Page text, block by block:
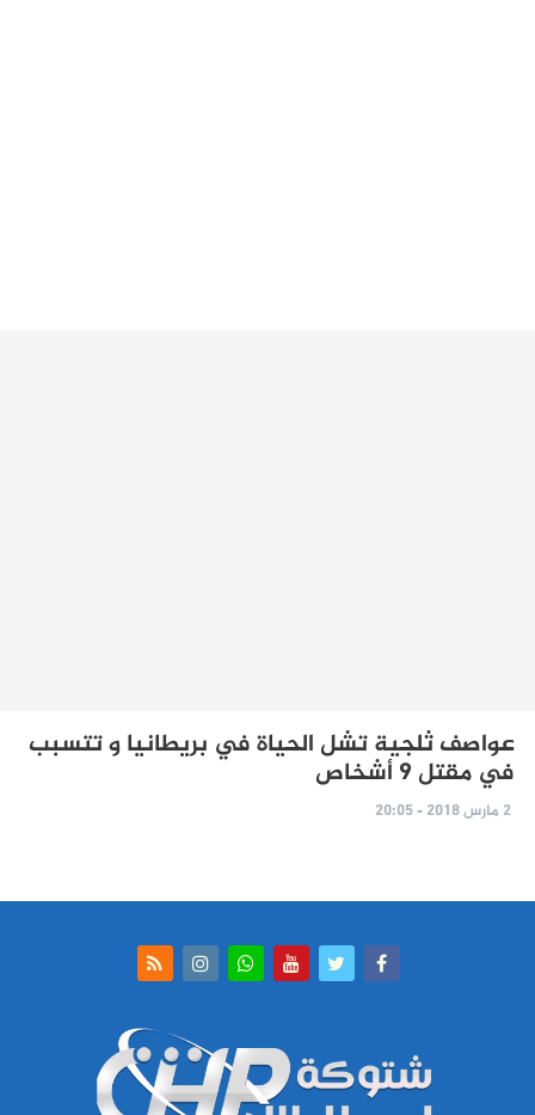
عواصف ثلجية تشل الحياة في بريطانيا و تتسبب
في مقتل 9 أشخاص
2 مارس 2018 - 20:05